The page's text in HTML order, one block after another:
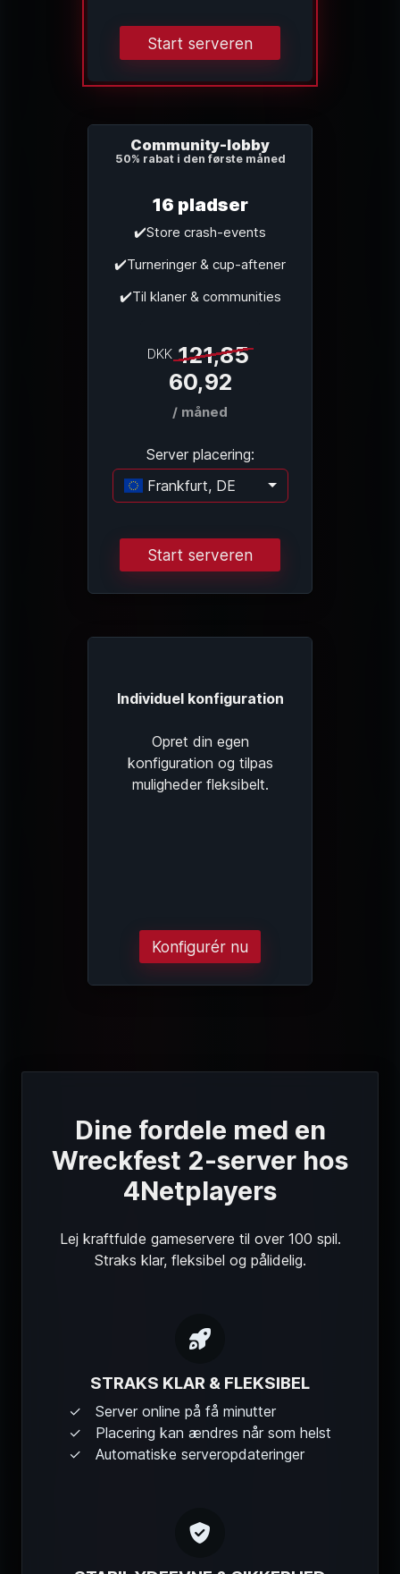
Start serveren
Community-lobby
50% rabat i den første måned
16 pladser
✔️Store crash-events
✔️Turneringer & cup-aftener
✔️Til klaner & communities
DKK 121,85
60,92
/ måned
Server placering:
Frankfurt, DE
Indlæser...
Start serveren
Individuel konfiguration
Opret din egen
konfiguration og tilpas
muligheder fleksibelt.
Konfigurér nu
Dine fordele med en
Wreckfest 2-server hos
4Netplayers
Lej kraftfulde gameservere til over 100 spil.
Straks klar, fleksibel og pålidelig.
STRAKS KLAR & FLEKSIBEL
Server online på få minutter
Placering kan ændres når som helst
Automatiske serveropdateringer